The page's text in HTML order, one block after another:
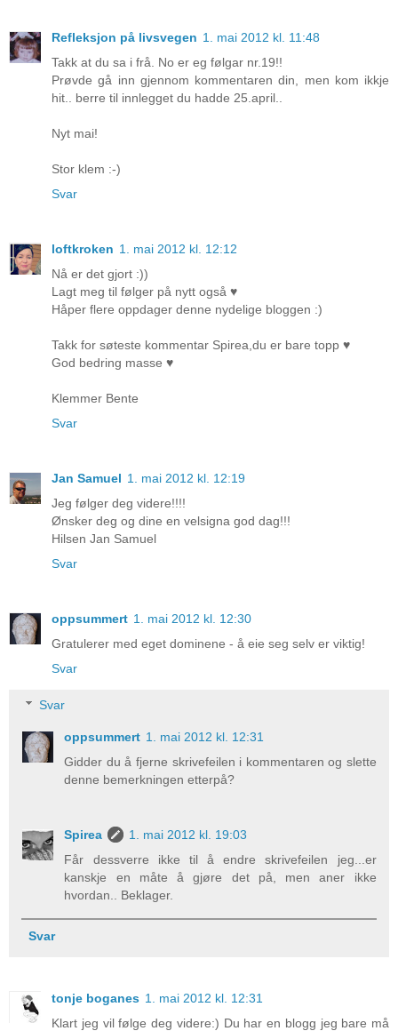
Refleksjon på livsvegen 1. mai 2012 kl. 11:48
Takk at du sa i frå. No er eg følgar nr.19!!
Prøvde gå inn gjennom kommentaren din, men kom ikkje
hit.. berre til innlegget du hadde 25.april..
Nyt mai!
Stor klem :-)
Svar
loftkroken 1. mai 2012 kl. 12:12
Nå er det gjort :))
Lagt meg til følger på nytt også ♥
Håper flere oppdager denne nydelige bloggen :)
Takk for søteste kommentar Spirea,du er bare topp ♥
God bedring masse ♥
Klemmer Bente
Svar
Jan Samuel 1. mai 2012 kl. 12:19
Jeg følger deg videre!!!!
Ønsker deg og dine en velsigna god dag!!!
Hilsen Jan Samuel
Svar
oppsummert 1. mai 2012 kl. 12:30
Gratulerer med eget dominene - å eie seg selv er viktig!
Svar
Svar
oppsummert 1. mai 2012 kl. 12:31
Gidder du å fjerne skrivefeilen i kommentaren og slette
denne bemerkningen etterpå?
Spirea
1. mai 2012 kl. 19:03
Får dessverre ikke til å endre skrivefeilen jeg...er
kanskje en måte å gjøre det på, men aner ikke
hvordan.. Beklager.
Svar
tonje boganes 1. mai 2012 kl. 12:31
Klart jeg vil følge deg videre:) Du har en blogg jeg bare må